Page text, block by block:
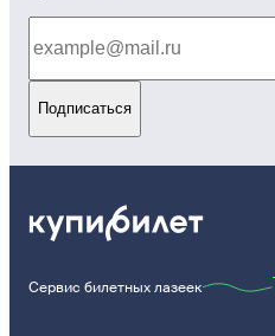
Подписаться
Сервис билетных лазеек